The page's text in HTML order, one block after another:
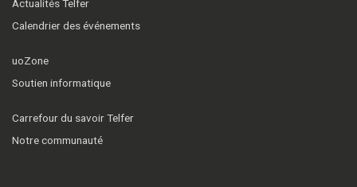
Actualités Telfer
Calendrier des événements
uoZone
Soutien informatique
Carrefour du savoir Telfer
Notre communauté